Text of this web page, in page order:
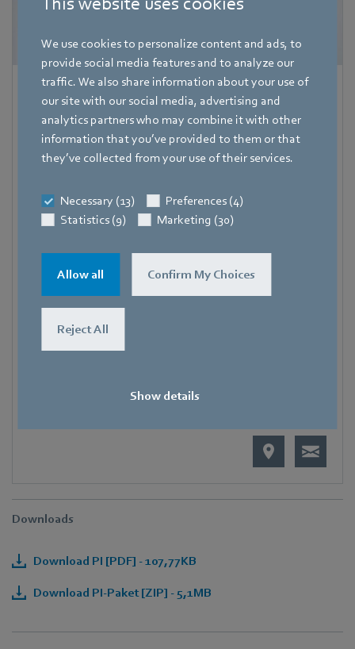
We use cookies to personalize content and ads, to
provide social media features and to analyze our
traffic. We also share information about your use of
our site with our social media, advertising and
analytics partners who may combine it with other
information that you’ve provided to them or that
they’ve collected from your use of their services.
Necessary (13)
Preferences (4)
Statistics (9)
Marketing (30)
Allow all Confirm My Choices
Reject All
Show details
Hauke Hannig
Bereichsleiter Unternehmenskommunikation & Politik
Pressesprecher ebm-papst Gruppe
Adresse
Telefon
+49 171 3624067
Downloads
Download PI [PDF] - 107,77KB
Download PI-Paket [ZIP] - 5,1MB